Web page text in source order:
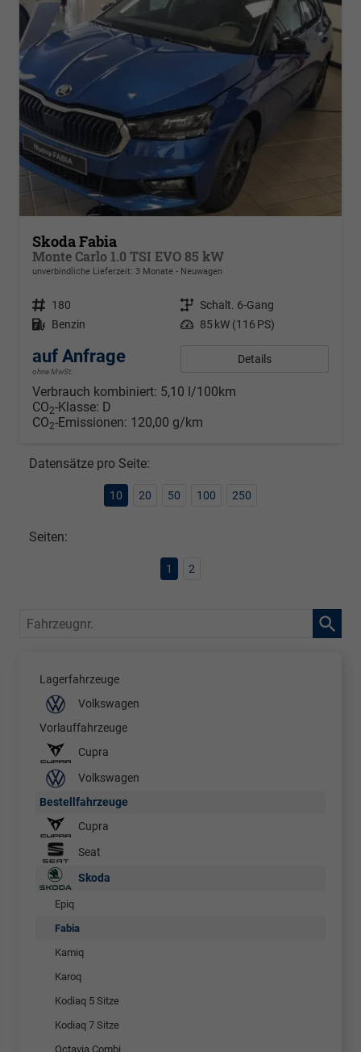
Skoda Fabia
Monte Carlo 1.0 TSI EVO 85 kW
unverbindliche Lieferzeit: 3 Monate Neuwagen
Fahrzeugnr. 180 Getriebe Schalt. 6-Gang
Kraftstoff Benzin Leistung 85 kW (116 PS)
auf Anfrage
ohne MwSt.
Details
Verbrauch kombiniert: 5,10 l/100km
CO2-Klasse: D
CO2-Emissionen: 120,00 g/km
Datensätze pro Seite:
10 20 50 100 250
Seiten:
1 2
Fahrzeugnr.
Lagerfahrzeuge
Volkswagen
Vorlauffahrzeuge
Cupra
Volkswagen
Bestellfahrzeuge
Cupra
Seat
Skoda
Epiq
Fabia
Kamiq
Karoq
Kodiaq 5 Sitze
Kodiaq 7 Sitze
Octavia Combi